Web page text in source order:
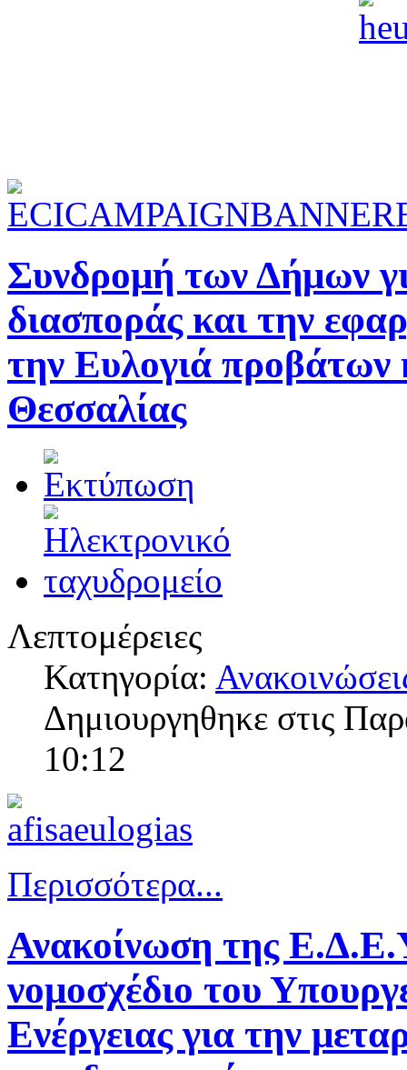
Συνδρομή των Δήμων
διασποράς και την
την Ευλογιά προβάτων
Θεσσαλίας
Λεπτομέρειες
Κατηγορία:
Δημιουργηθηκε στις
10:12
Περισσότερα...
Ανακοίνωση της
νομοσχέδιο του
Ενέργειας για την